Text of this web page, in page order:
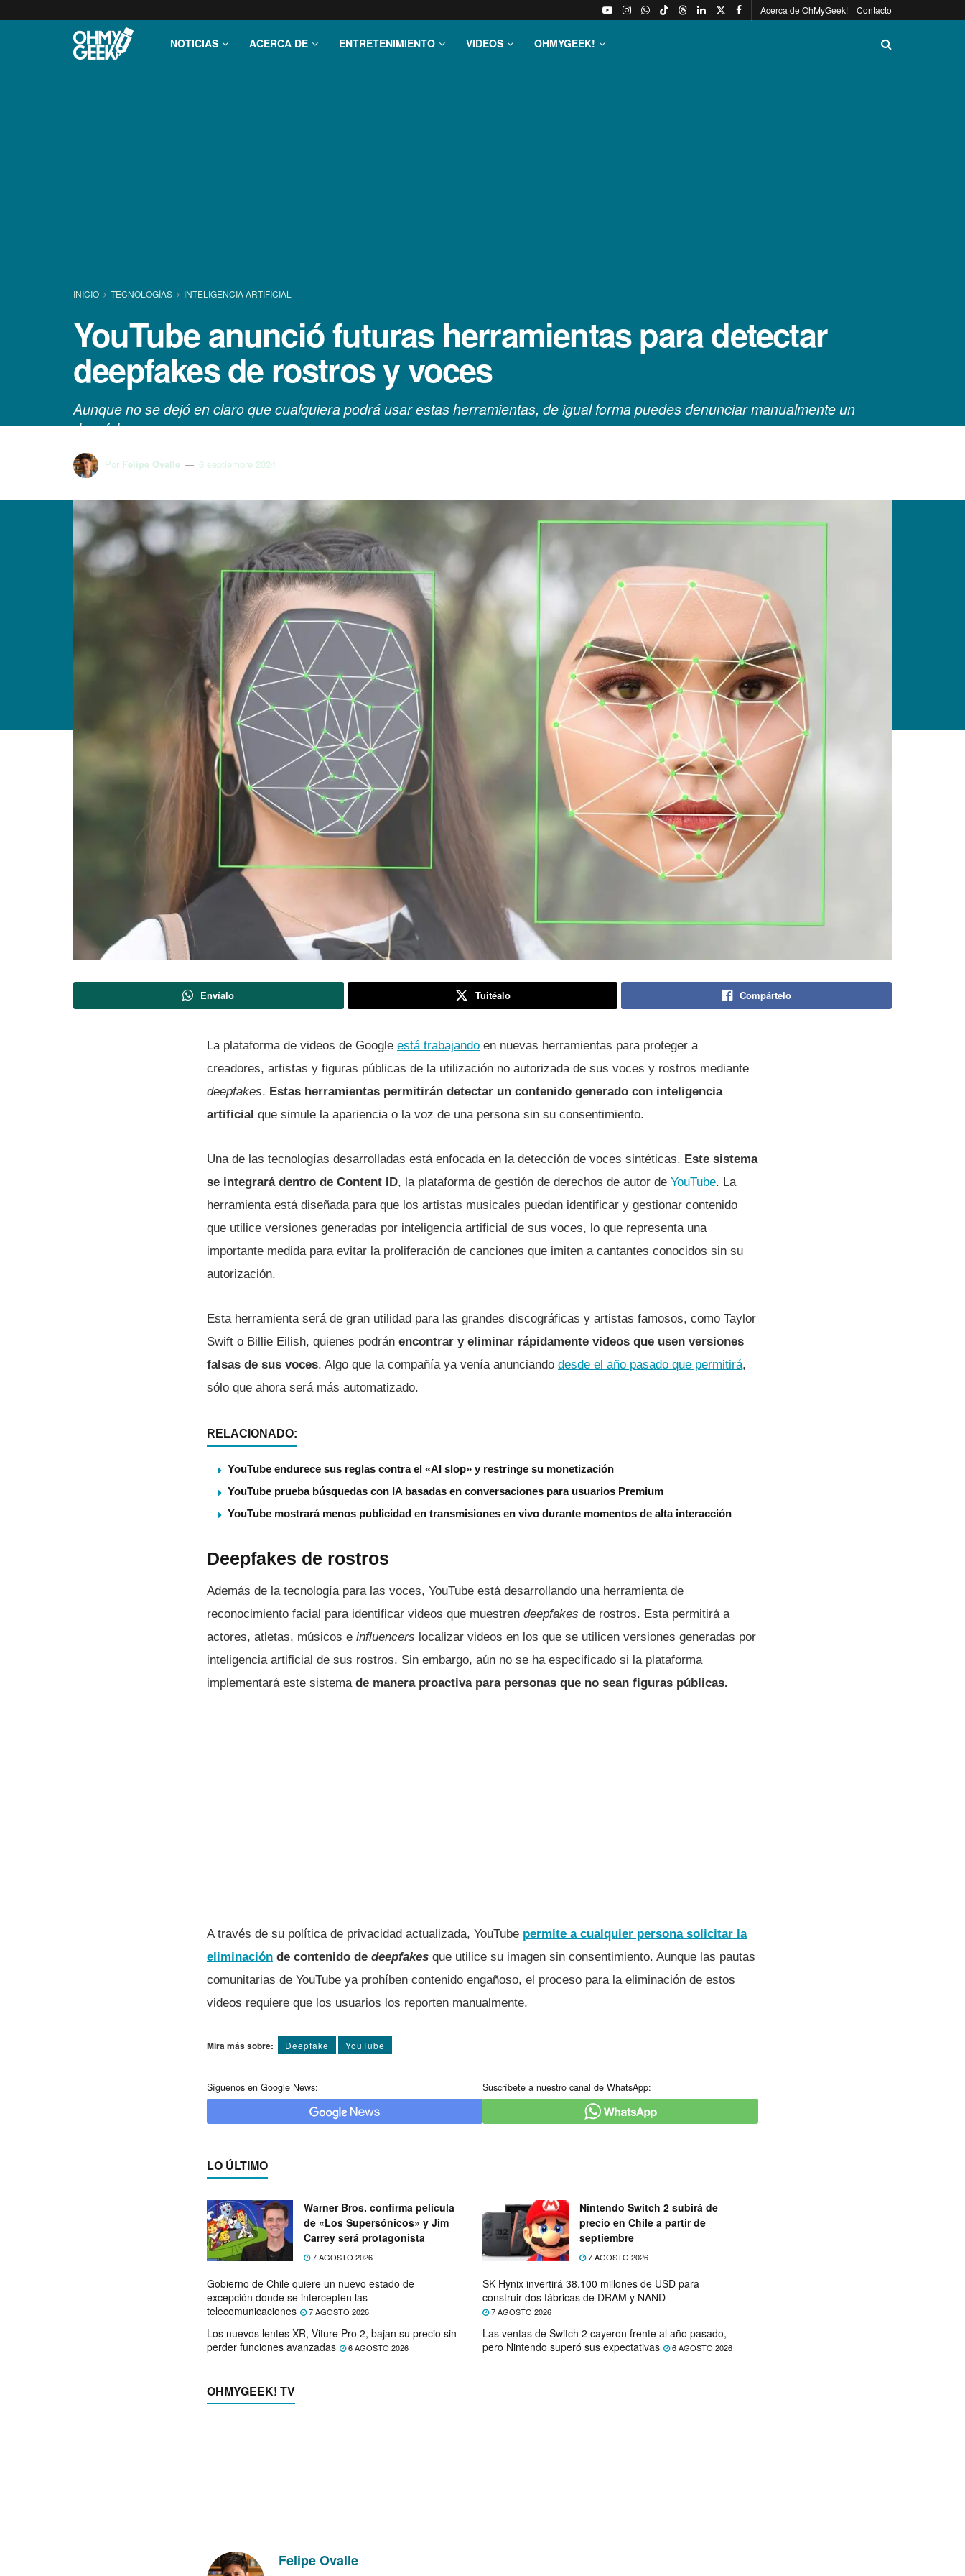
Acerca de OhMyGeek! Contacto
NOTICIAS ACERCA DE ENTRETENIMIENTO VIDEOS OHMYGEEK!
INICIO TECNOLOGÍ­AS INTELIGENCIA ARTIFICIAL
YouTube anunció futuras herramientas para detectar
deepfakes de rostros y voces
Aunque no se dejó en claro que cualquiera podrá usar estas herramientas, de igual forma puedes denunciar manualmente un
deepfake.
Por Felipe Ovalle 6 septiembre 2024
Envíalo Tuitéalo Compártelo
La plataforma de videos de Google está trabajando en nuevas herramientas para proteger a
creadores, artistas y figuras públicas de la utilización no autorizada de sus voces y rostros mediante
deepfakes. Estas herramientas permitirán detectar un contenido generado con inteligencia
artificial que simule la apariencia o la voz de una persona sin su consentimiento.
Una de las tecnologías desarrolladas está enfocada en la detección de voces sintéticas. Este sistema
se integrará dentro de Content ID, la plataforma de gestión de derechos de autor de YouTube. La
herramienta está diseñada para que los artistas musicales puedan identificar y gestionar contenido
que utilice versiones generadas por inteligencia artificial de sus voces, lo que representa una
importante medida para evitar la proliferación de canciones que imiten a cantantes conocidos sin su
autorización.
Esta herramienta será de gran utilidad para las grandes discográficas y artistas famosos, como Taylor
Swift o Billie Eilish, quienes podrán encontrar y eliminar rápidamente videos que usen versiones
falsas de sus voces. Algo que la compañía ya venía anunciando desde el año pasado que permitirá,
sólo que ahora será más automatizado.
RELACIONADO:
YouTube endurece sus reglas contra el «AI slop» y restringe su monetización
YouTube prueba búsquedas con IA basadas en conversaciones para usuarios Premium
YouTube mostrará menos publicidad en transmisiones en vivo durante momentos de alta interacción
Deepfakes de rostros
Además de la tecnología para las voces, YouTube está desarrollando una herramienta de
reconocimiento facial para identificar videos que muestren deepfakes de rostros. Esta permitirá a
actores, atletas, músicos e influencers localizar videos en los que se utilicen versiones generadas por
inteligencia artificial de sus rostros. Sin embargo, aún no se ha especificado si la plataforma
implementará este sistema de manera proactiva para personas que no sean figuras públicas.
A través de su política de privacidad actualizada, YouTube permite a cualquier persona solicitar la
eliminación de contenido de deepfakes que utilice su imagen sin consentimiento. Aunque las pautas
comunitarias de YouTube ya prohíben contenido engañoso, el proceso para la eliminación de estos
videos requiere que los usuarios los reporten manualmente.
Mira más sobre: Deepfake YouTube
Síguenos en Google News: Suscríbete a nuestro canal de WhatsApp:
LO ÚLTIMO
Warner Bros. confirma película
de «Los Supersónicos» y Jim
Carrey será protagonista
7 AGOSTO 2026
Nintendo Switch 2 subirá de
precio en Chile a partir de
septiembre
7 AGOSTO 2026
Gobierno de Chile quiere un nuevo estado de
excepción donde se intercepten las
telecomunicaciones
7 AGOSTO 2026
SK Hynix invertirá 38.100 millones de USD para
construir dos fábricas de DRAM y NAND
7 AGOSTO 2026
Los nuevos lentes XR, Viture Pro 2, bajan su precio sin
perder funciones avanzadas
6 AGOSTO 2026
Las ventas de Switch 2 cayeron frente al año pasado,
pero Nintendo superó sus expectativas
6 AGOSTO 2026
OHMYGEEK! TV
Felipe Ovalle